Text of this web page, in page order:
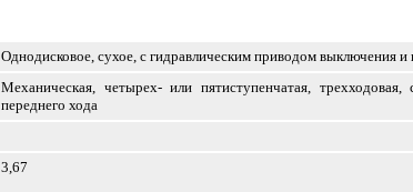
Однодисковое, сухое, с гидравлическим приводом выключения
Механическая, четырех- или пятиступенчатая,
переднего хода
3,67